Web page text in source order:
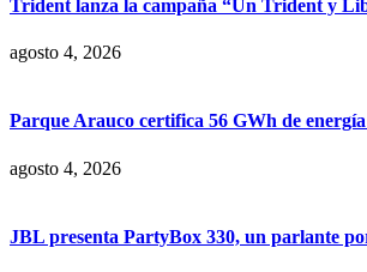
Trident lanza la campaña “Un Trident y
agosto 4, 2026
Parque Arauco certifica 56 GWh de
agosto 4, 2026
JBL presenta PartyBox 330, un parlante